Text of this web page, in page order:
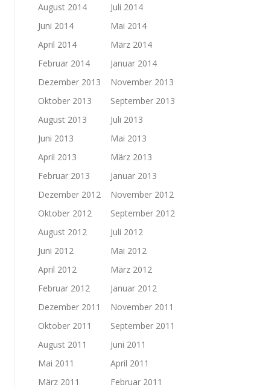
August 2014
Juli 2014
Juni 2014
Mai 2014
April 2014
März 2014
Februar 2014
Januar 2014
Dezember 2013
November 2013
Oktober 2013
September 2013
August 2013
Juli 2013
Juni 2013
Mai 2013
April 2013
März 2013
Februar 2013
Januar 2013
Dezember 2012
November 2012
Oktober 2012
September 2012
August 2012
Juli 2012
Juni 2012
Mai 2012
April 2012
März 2012
Februar 2012
Januar 2012
Dezember 2011
November 2011
Oktober 2011
September 2011
August 2011
Juni 2011
Mai 2011
April 2011
März 2011
Februar 2011